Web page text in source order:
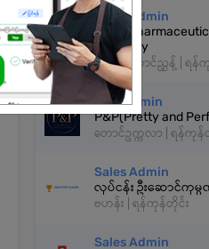
Sales Admin
Local
Company
မင်္ဂလာတောင်ညွှန့် | ရန်
Sale Admin
P&P(Pretty and
တောင်ဥက္ကလာ | ရန်ကုန်
Sales Admin
လုပ်ငန်း ဦးဆောင်ကုမ္
ဗဟန်း | ရန်ကုန်တိုင်း
Sales Admin